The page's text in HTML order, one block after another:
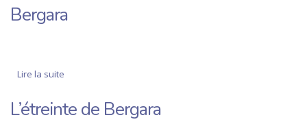
Bergara
Lire la suite
L’étreinte de Bergara